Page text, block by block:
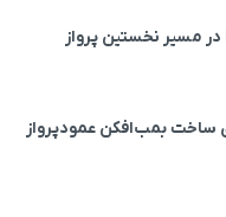
ساخت بمب‌افکن عمودپرواز